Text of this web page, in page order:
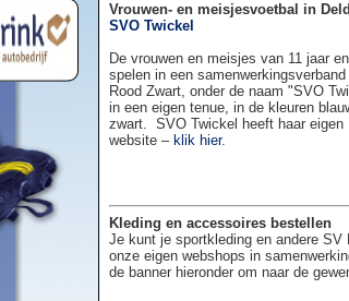
Vrouwen- en meisjesvoetbal in
SVO Twickel
De vrouwen en meisjes van 11 jaar
spelen in een
Rood Zwart, onder de naam "SVO
in een eigen tenue, in de kleuren
zwart. SVO Twickel heeft haar eigen
website – klik hier.
Kleding en accessoires bestellen
Je kunt je sportkleding en andere
onze eigen webshops in
de banner hieronder om naar de